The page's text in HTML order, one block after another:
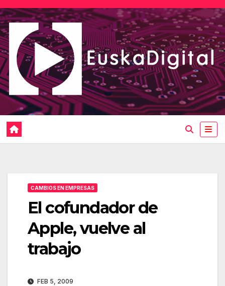
Saltar
al
contenido
CAMBIOS EN EMPRESAS
El cofundador de
Apple, vuelve al
trabajo
FEB 5, 2009